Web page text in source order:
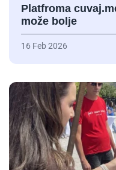
Platfroma
može bolje
16 Feb 2026